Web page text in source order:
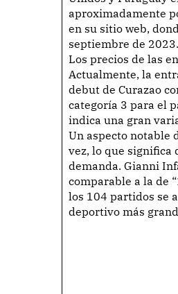
aproximadamente
en su sitio web,
septiembre de 2023.
Los precios de las
Actualmente, la
debut de Curazao
categoría 3 para el
indica una gran
Un aspecto notable
vez, lo que significa
demanda. Gianni
comparable a la de
los 104 partidos se
deportivo más